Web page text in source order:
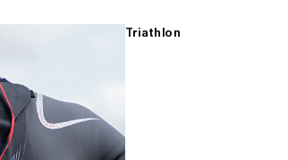
Triathlon